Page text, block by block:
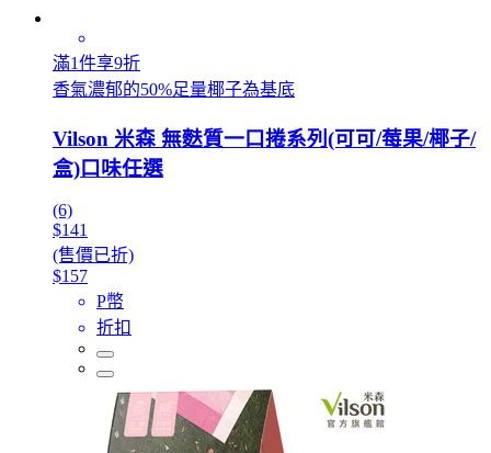
滿1件享9折
香氣濃郁的50%足量椰子為基底
Vilson 米森 無麩質一口捲系列(可可/莓果/椰子/
盒)口味任選
(6)
$141
(售價已折)
$157
P幣
折扣